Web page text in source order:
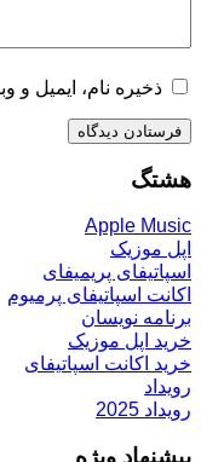
ذخیره نام، ایمیل
هشتگ
Apple Music
اپل موزیک
اسپاتیفای پریمیفای
اکانت اسپاتیفای پرمیوم
برنامه نویسان
خرید اپل موزیک
خرید اکانت اسپاتیفای
رویداد
رویداد 2025
پیشنهاد ویژه